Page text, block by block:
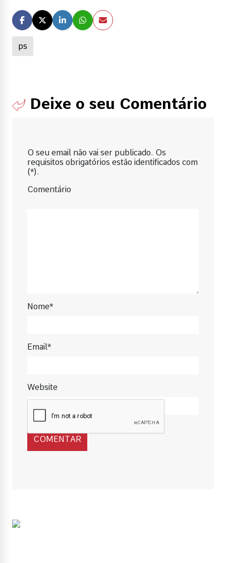
ps
Deixe o seu Comentário
O seu email não vai ser publicado. Os
requisitos obrigatórios estão identificados com
(*).
Comentário
Nome*
Email*
Website